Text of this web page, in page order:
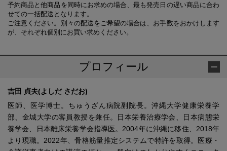
予約商品と他商品を同時にお求めの場合、最も発売日の遅い商品に合わ
せての一括配送となります。
ご注意ください。別々の配送をご希望の場合は、お手数をおかけします
が、それぞれ個別にお買い求めください。
プロフィール
吉田 貞夫(よしだ さだお)
医師、医学博士。ちゅうざん病院副院長。沖縄大学健康栄養学
部、金城大学の客員教授を兼任。日本栄養治療学会、日本病態栄
養学会、日本離床栄養学会指導医。2004年に沖縄に移住、2018年
より現職。2022年、骨格筋量推定システムで特許を取得。医療・